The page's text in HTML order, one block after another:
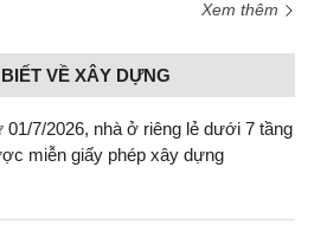
Xem thêm
VỀ XÂY DỰNG
01/7/2026, nhà ở riêng lẻ dưới 7 tầng
miễn giấy phép xây dựng